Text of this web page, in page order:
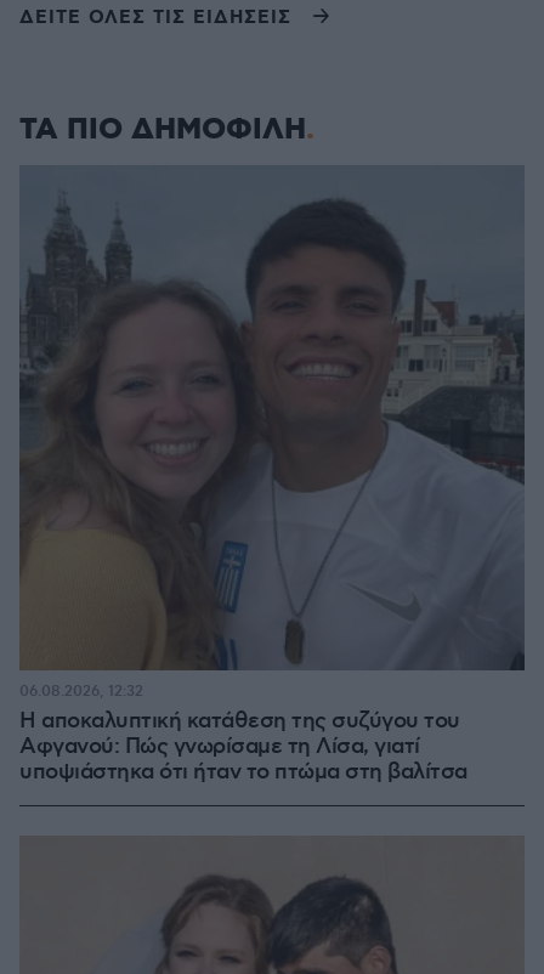
ΔΕΙΤΕ ΟΛΕΣ ΤΙΣ ΕΙΔΗΣΕΙΣ
ΤΑ ΠΙΟ ΔΗΜΟΦΙΛΗ
Η αποκαλυπτική κατάθεση της συζύγου του
Αφγανού: Πώς γνωρίσαμε τη Λίσα, γιατί
υποψιάστηκα ότι ήταν το πτώμα στη βαλίτσα
06.08.2026, 12:32